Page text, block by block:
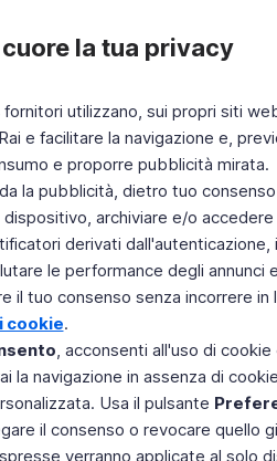
la tua privacy
fornitori utilizzano, sui propri siti
e facilitare la navigazione e,
e proporre pubblicità mirata.
la pubblicità, dietro tuo
archiviare e/o
derivati
le performance degli
il tuo consenso senza incorrere
cookie.
, acconsenti all'uso di
la navigazione in assenza di
Usa il pulsante
il consenso o revocare quello
verranno applicate al solo